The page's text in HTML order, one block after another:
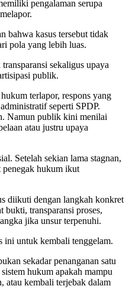
pengalaman serupa
bahwa kasus tersebut tidak
pola yang lebih luas.
sekaligus upaya
publik.
terlapor, respons yang
seperti SPDP.
Namun publik kini menilai
atau justru upaya
Setelah sekian lama stagnan,
penegak hukum ikut
diikuti dengan langkah konkret
bukti, transparansi proses,
jika unsur terpenuhi.
ini untuk kembali tenggelam.
sekadar penanganan satu
hukum apakah mampu
atau kembali terjebak dalam